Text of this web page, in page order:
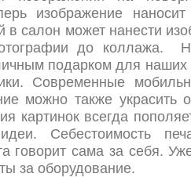
изображение
в салон может нанести
до коллажа.
подарком для
Современные
можно также украсить
картинок всегда
Себестоимость
говорит сама за себя.
за оборудование.